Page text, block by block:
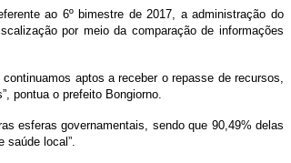
ao 6º bimestre de 2017, a administração do
por meio da comparação de informações
aptos a receber o repasse de recursos,
pontua o prefeito Bongiorno.
esferas governamentais, sendo que 90,49% delas
local”.